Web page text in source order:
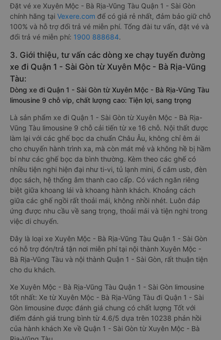
Đặt vé xe Xuyên Mộc - Bà Rịa-Vũng Tàu Quận 1 - Sài Gòn
chính hãng tại Vexere.com để có giá rẻ nhất, đảm bảo giữ chỗ
100% và hỗ trợ đổi trả vé miễn phí. Tổng đài tư vấn, đặt vé và
đổi trả vé miễn phí: 1900 888684.
3. Giới thiệu, tư vấn các dòng xe chạy tuyến đường
xe đi Quận 1 - Sài Gòn từ Xuyên Mộc - Bà Rịa-Vũng
Tàu:
Dòng xe đi Quận 1 - Sài Gòn từ Xuyên Mộc - Bà Rịa-Vũng Tàu
limousine 9 chỗ vip, chất lượng cao: Tiện lợi, sang trọng
Là sản phẩm xe đi Quận 1 - Sài Gòn từ Xuyên Mộc - Bà Rịa-
Vũng Tàu limousine 9 chỗ cải tiến từ xe 16 chỗ. Nội thất được
làm lại với các ghế bọc da chuẩn Châu Âu, không chỉ êm ái
cho chuyến hành trình xa, mà còn mát mẻ và không hề bị hầm
bí như các ghế bọc da bình thường. Kèm theo các ghế có
nhiều tiện nghi hiện đại như ti-vi, tủ lạnh mini, ổ cắm usb, đèn
đọc sách, hệ thống âm thanh cao cấp. Có vách ngăn riêng
biệt giữa khoang lái và khoang hành khách. Khoảng cách
giữa các ghế ngồi rất thoải mái, không nhồi nhét. Luôn đáp
ứng được nhu cầu về sang trọng, thoải mái và tiện nghi trong
việc di chuyển.
Đây là loại xe Xuyên Mộc - Bà Rịa-Vũng Tàu Quận 1 - Sài Gòn
có hỗ trợ đón/trả tận nơi miễn phí tại nội thành Xuyên Mộc -
Bà Rịa-Vũng Tàu và nội thành Quận 1 - Sài Gòn, rất thuận tiện
cho du khách.
Xe Xuyên Mộc - Bà Rịa-Vũng Tàu Quận 1 - Sài Gòn limousine
tốt nhất: Xe từ Xuyên Mộc - Bà Rịa-Vũng Tàu đi Quận 1 - Sài
Gòn limousine được đánh giá chung có chất lượng Tốt với
điểm đánh giá trung bình từ 4.6/5 dựa trên 10238 phản hồi
của hành khách Xe về Quận 1 - Sài Gòn từ Xuyên Mộc - Bà